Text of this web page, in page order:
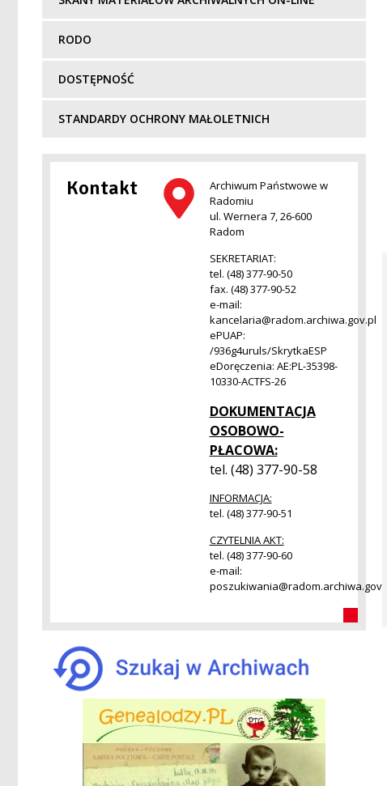
RODO
DOSTĘPNOŚĆ
STANDARDY OCHRONY MAŁOLETNICH
Kontakt
Archiwum Państwowe w
Radomiu
ul. Wernera 7, 26-600
Radom
SEKRETARIAT:
tel. (48) 377-90-50
fax. (48) 377-90-52
e-mail:
kancelaria@radom.archiwa.gov.pl
ePUAP:
/936g4uruls/SkrytkaESP
eDoręczenia: AE:PL-35398-
10330-ACTFS-26
DOKUMENTACJA
OSOBOWO-
PŁACOWA:
tel. (48) 377-90-58
INFORMACJA:
tel. (48) 377-90-51
CZYTELNIA AKT:
tel. (48) 377-90-60
e-mail:
poszukiwania@radom.archiwa.gov.pl